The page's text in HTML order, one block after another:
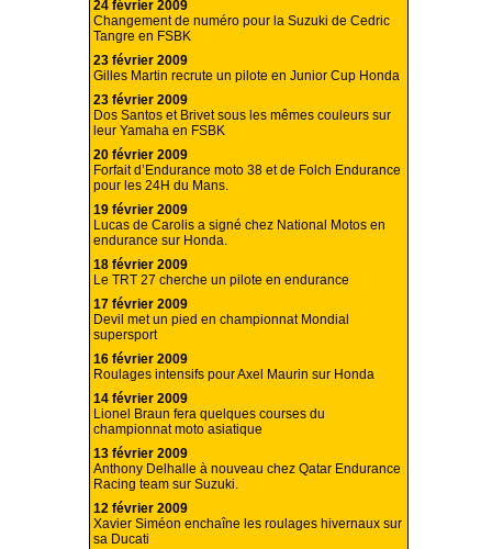
24 février 2009
Changement de numéro pour la Suzuki de Cedric
Tangre en FSBK
23 février 2009
Gilles Martin recrute un pilote en Junior Cup Honda
23 février 2009
Dos Santos et Brivet sous les mêmes couleurs sur
leur Yamaha en FSBK
20 février 2009
Forfait d’Endurance moto 38 et de Folch Endurance
pour les 24H du Mans.
19 février 2009
Lucas de Carolis a signé chez National Motos en
endurance sur Honda.
18 février 2009
Le TRT 27 cherche un pilote en endurance
17 février 2009
Devil met un pied en championnat Mondial
supersport
16 février 2009
Roulages intensifs pour Axel Maurin sur Honda
14 février 2009
Lionel Braun fera quelques courses du
championnat moto asiatique
13 février 2009
Anthony Delhalle à nouveau chez Qatar Endurance
Racing team sur Suzuki.
12 février 2009
Xavier Siméon enchaîne les roulages hivernaux sur
sa Ducati